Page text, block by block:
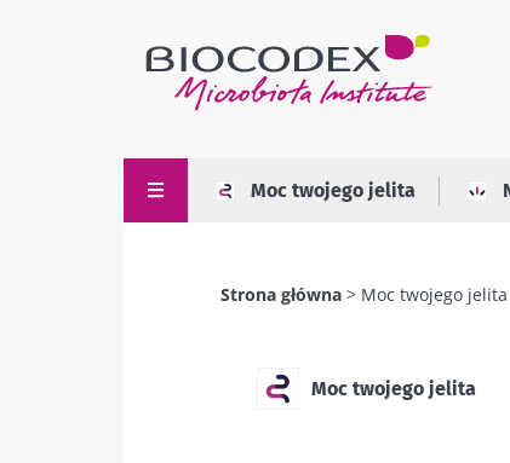
Moc twojego jelita
Strona główna Moc twojego jelita
Moc twojego jelita